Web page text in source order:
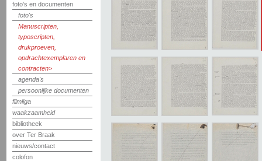
foto's en documenten
foto's
Manuscripten,
typoscripten,
drukproeven,
opdrachtexemplaren en
contracten
agenda's
persoonlijke documenten
filmliga
waakzaamheid
bibliotheek
over Ter Braak
nieuws/contact
colofon